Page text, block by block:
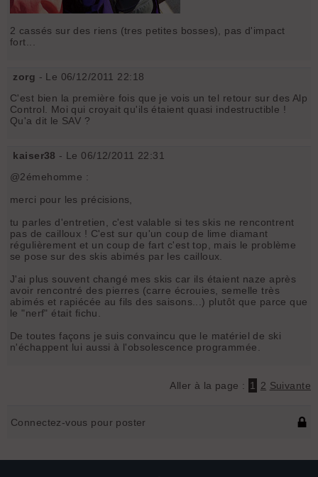
2 cassés sur des riens (tres petites bosses), pas d'impact
fort...
zorg - Le 06/12/2011 22:18
C'est bien la première fois que je vois un tel retour sur des Alp
Control. Moi qui croyait qu'ils étaient quasi indestructible !
Qu'a dit le SAV ?
kaiser38 - Le 06/12/2011 22:31
@2émehomme :
merci pour les précisions,
tu parles d'entretien, c'est valable si tes skis ne rencontrent
pas de cailloux ! C'est sur qu'un coup de lime diamant
régulièrement et un coup de fart c'est top, mais le problème
se pose sur des skis abimés par les cailloux.
J'ai plus souvent changé mes skis car ils étaient naze après
avoir rencontré des pierres (carre écrouies, semelle très
abimés et rapiécée au fils des saisons...) plutôt que parce que
le "nerf" était fichu.
De toutes façons je suis convaincu que le matériel de ski
n'échappent lui aussi à l'obsolescence programmée.
Aller à la page : 1 2 Suivante
Connectez-vous pour poster